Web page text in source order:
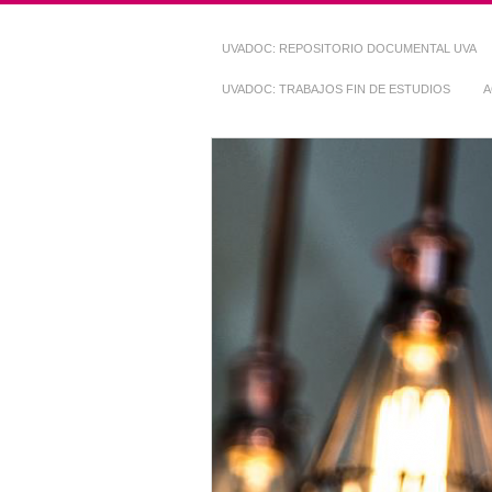
UVADOC: REPOSITORIO DOCUMENTAL UVA
UVADOC: TRABAJOS FIN DE ESTUDIOS
Repositorio
~ UVaDOC